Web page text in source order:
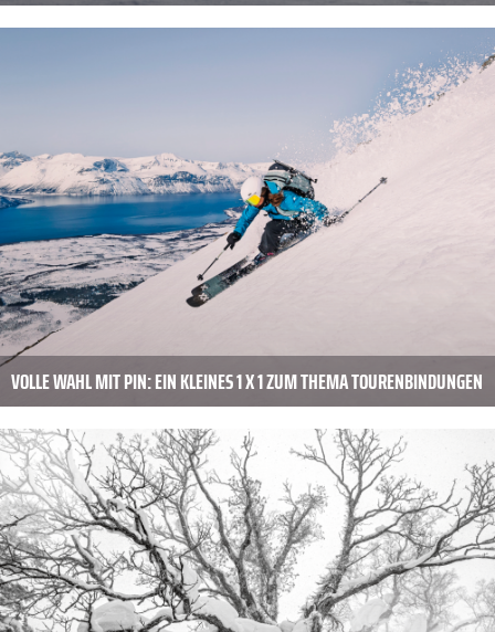
VOLLE WAHL MIT PIN: EIN KLEINES 1 X 1 ZUM ­THEMA TOURENBINDUNGEN